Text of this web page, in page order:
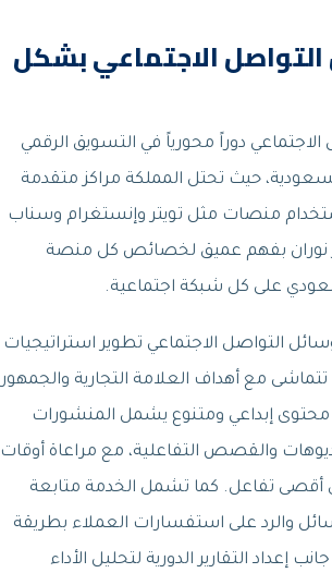
التواصل الاجتماعي بشكل
دوراً محورياً في التسويق الرقمي
حيث تحتل المملكة مراكز متقدمة
منصات مثل تويتر وإنستغرام وسناب
نوران بفهم عميق لخصائص كل منصة
على كل شبكة اجتماعية.
التواصل الاجتماعي تطوير استراتيجيات
مع أهداف العلامة التجارية والجمهور
محتوى إبداعي ومتنوع يشمل المنشورات
والقصص التفاعلية، مع مراعاة أوقات
أقصى تفاعل. كما تشمل الخدمة متابعة
والرد على استفسارات العملاء بطريقة
إعداد التقارير الدورية لتحليل الأداء